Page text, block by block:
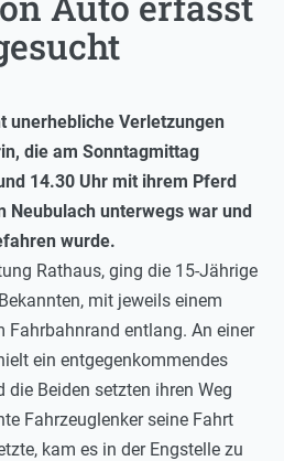
unerhebliche Verletzungen
die am Sonntagmittag
14.30 Uhr mit ihrem Pferd
Neubulach unterwegs war und
wurde.
Rathaus, ging die 15-Jährige
mit jeweils einem
Fahrbahnrand entlang. An einer
ein entgegenkommendes
Beiden setzten ihren Weg
Fahrzeuglenker seine Fahrt
kam es in der Engstelle zu